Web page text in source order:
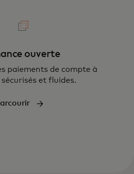
ouverte
paiements de compte à
et fluides.